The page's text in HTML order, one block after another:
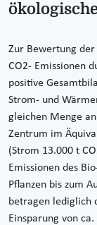
Zur Bewertung
CO2- Emissionen
positive
Strom- und
gleichen Menge
Zentrum im
(Strom 13.000 t
Emissionen des
Pflanzen bis zum
betragen lediglich
Einsparung von